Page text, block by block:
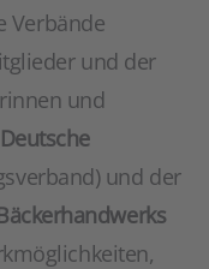
Verbände
und der
und
Deutsche
und der